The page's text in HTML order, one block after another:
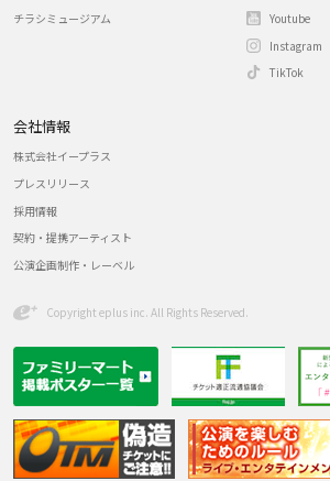
チラシミュージアム
Youtube
Instagram
TikTok
会社情報
株式会社イープラス
プレスリリース
採用情報
契約・提携アーティスト
公演企画制作・レーベル
Copyright eplus inc. All Rights Reserved.